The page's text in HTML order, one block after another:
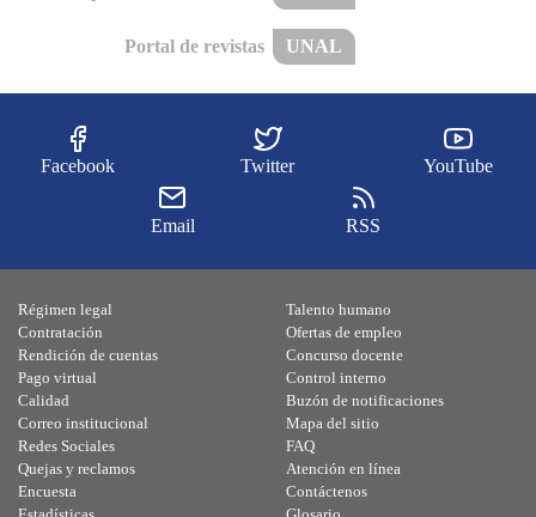
Portal de revistas UNAL
Facebook Twitter YouTube
Email RSS
Régimen legal
Contratación
Rendición de cuentas
Pago virtual
Calidad
Talento humano
Ofertas de empleo
Concurso docente
Control interno
Buzón de notificaciones
Correo institucional
Redes Sociales
Quejas y reclamos
Encuesta
Mapa del sitio
FAQ
Atención en línea
Contáctenos